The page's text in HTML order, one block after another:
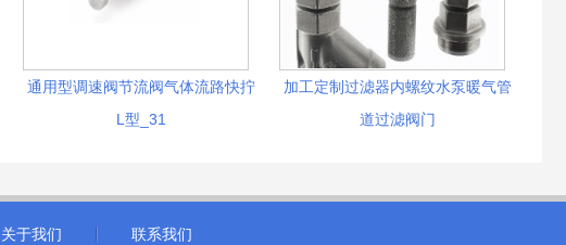
通用型调速阀节流阀气体流路快拧
L型_31
加工定制过滤器内螺纹水泵暖气管
道过滤阀门
关于我们 联系我们